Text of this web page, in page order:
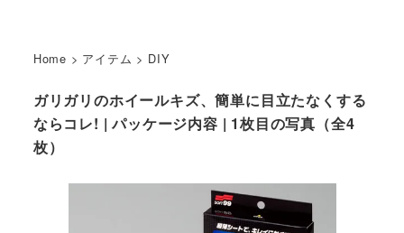
Home > アイテム > DIY
ガリガリのホイールキズ、簡単に目立たなくする
ならコレ! | パッケージ内容 | 1枚目の写真（全4
枚）